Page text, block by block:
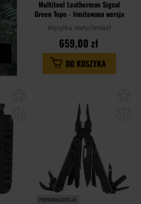
Multitool Leatherman Signal
Green Topo - limitowana wersja
Wysyłka: Natychmiast
659,00 zł
DO KOSZYKA
PERSONALIZACJA